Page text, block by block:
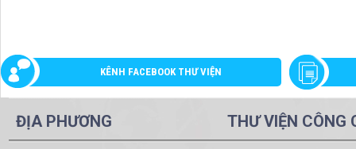
KÊNH FACEBOOK THƯ VIỆN
ĐỊA PHƯƠNG THƯ VIỆN CÔNG